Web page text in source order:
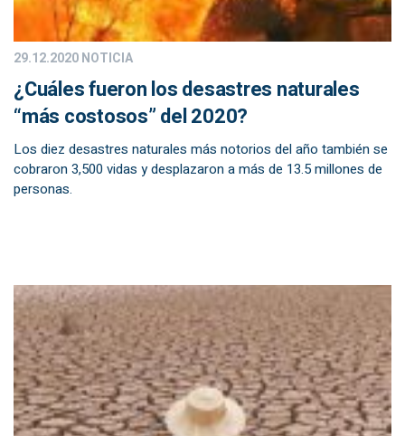
29.12.2020NOTICIA
¿Cuáles fueron los desastres naturales
“más costosos” del 2020?
Los diez desastres naturales más notorios del año también se
cobraron 3,500 vidas y desplazaron a más de 13.5 millones de
personas.